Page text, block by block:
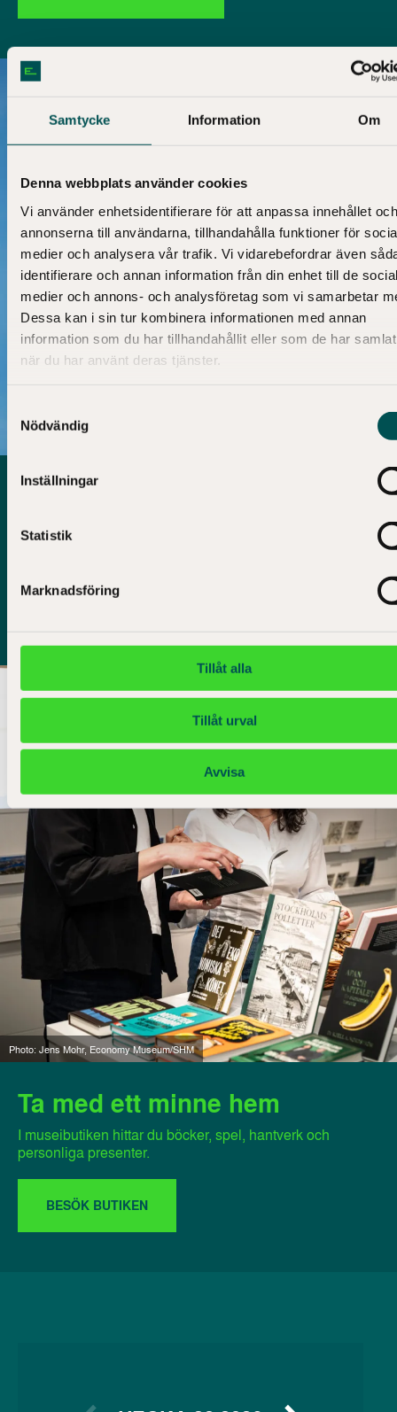
Samtycke Information Om
Denna webbplats använder cookies
Vi använder enhetsidentifierare för att anpassa innehållet och
annonserna till användarna, tillhandahålla funktioner för
medier och analysera vår trafik. Vi vidarebefordrar även
identifierare och annan information från din enhet till de
medier och annons- och analysföretag som vi samarbetar
Dessa kan i sin tur kombinera informationen med annan
information som du har tillhandahållit eller som de har
när du har använt deras tjänster.
Nödvändig
Inställningar
Statistik
Marknadsföring
Tillåt alla
Tillåt urval
Avvisa
En biljett – två museer
Din biljett ger dig tillgång till både vårt museum och
Historiska museet – allt under ett och samma tak!
PRISER OCH BILJETTER
Photo: Jens Mohr, Economy Museum/SHM
Ta med ett minne hem
I museibutiken hittar du böcker, spel, hantverk och
personliga presenter.
BESÖK BUTIKEN
Photo: Jens Mohr, Economy Museum/SHM